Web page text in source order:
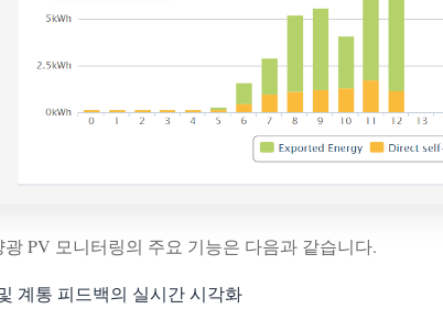
PV 모니터링의 주요 기능은 다음과 같습니다.
계통 피드백의 실시간 시각화